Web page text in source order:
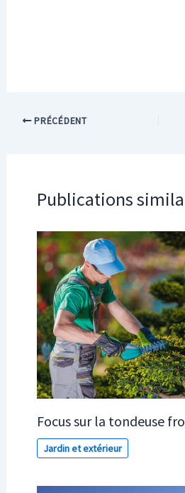
PRÉCÉDENT
Publications
Focus sur la tondeuse
Jardin et extérieur